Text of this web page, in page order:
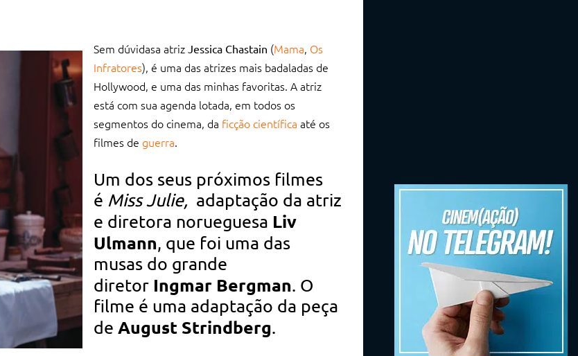
Sem dúvidasa atriz Jessica Chastain (Mama, Os
Infratores), é uma das atrizes mais badaladas de
Hollywood, e uma das minhas favoritas. A atriz
está com sua agenda lotada, em todos os
segmentos do cinema, da ficção científica até os
filmes de guerra.
Um dos seus próximos filmes
é Miss Julie, adaptação da atriz
e diretora norueguesa Liv
Ulmann, que foi uma das
musas do grande
diretor Ingmar Bergman. O
filme é uma adaptação da peça
de August Strindberg.